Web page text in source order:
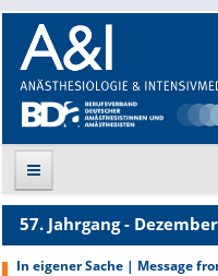
Suche
57. Jahrgang -
In eigener Sache | Message